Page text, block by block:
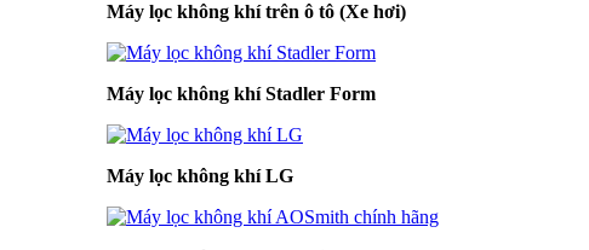
Máy lọc không khí trên ô tô (Xe hơi)
Máy lọc không khí Stadler Form
Máy lọc không khí LG